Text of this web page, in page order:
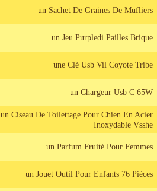
un Sachet De Graines De Mufliers
un Jeu Purpledi Pailles Brique
une Clé Usb Vil Coyote Tribe
un Chargeur Usb C 65W
un Ciseau De Toilettage Pour Chien En Acier
Inoxydable Vsshe
un Parfum Fruité Pour Femmes
un Jouet Outil Pour Enfants 76 Pièces